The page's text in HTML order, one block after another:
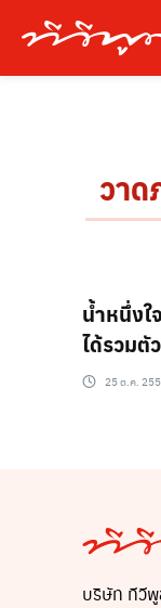
วา
น้ำหนึ่งใ
ได้รวมตั
เพื่อพ่อ”
25 ต.ค.
บริษัท ทีวี